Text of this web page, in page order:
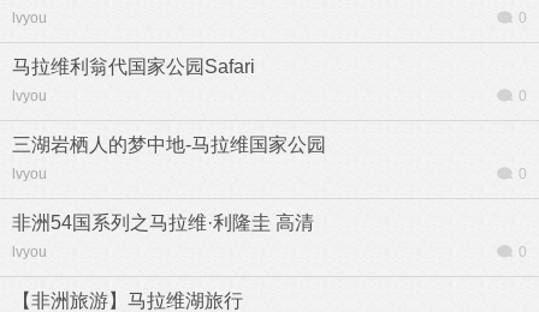
lvyou 0
马拉维利翁代国家公园Safari
lvyou 0
三湖岩栖人的梦中地-马拉维国家公园
lvyou 0
非洲54国系列之马拉维·利隆圭 高清
lvyou 0
【非洲旅游】马拉维湖旅行